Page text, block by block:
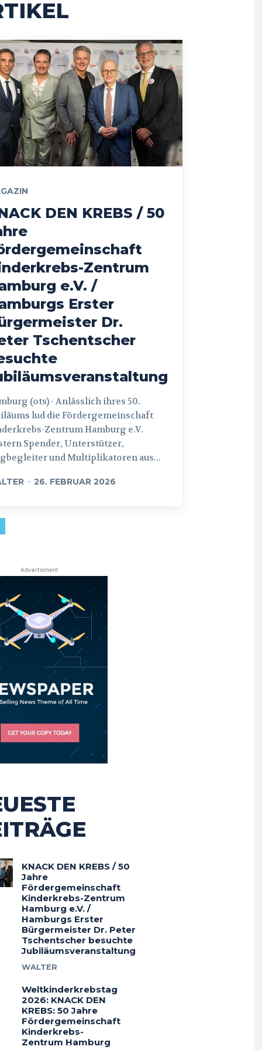
DEN KREBS / 50
Zentrum
e.V. /
Erster
Dr.
Tschentscher
(ots) - Anlässlich ihres 50.
lud die Fördergemeinschaft
Zentrum Hamburg e.V.
Spender, Unterstützer,
und Multiplikatoren aus...
- 26. FEBRUAR 2026
Advertisment
KNACK DEN KREBS / 50
Jahre
Fördergemeinschaft
Kinderkrebs-Zentrum
Hamburg e.V. /
Hamburgs Erster
Bürgermeister Dr. Peter
Tschentscher besuchte
Jubiläumsveranstaltung
WALTER
Weltkinderkrebstag
2026: KNACK DEN
KREBS: 50 Jahre
Fördergemeinschaft
Kinderkrebs-
Zentrum Hamburg